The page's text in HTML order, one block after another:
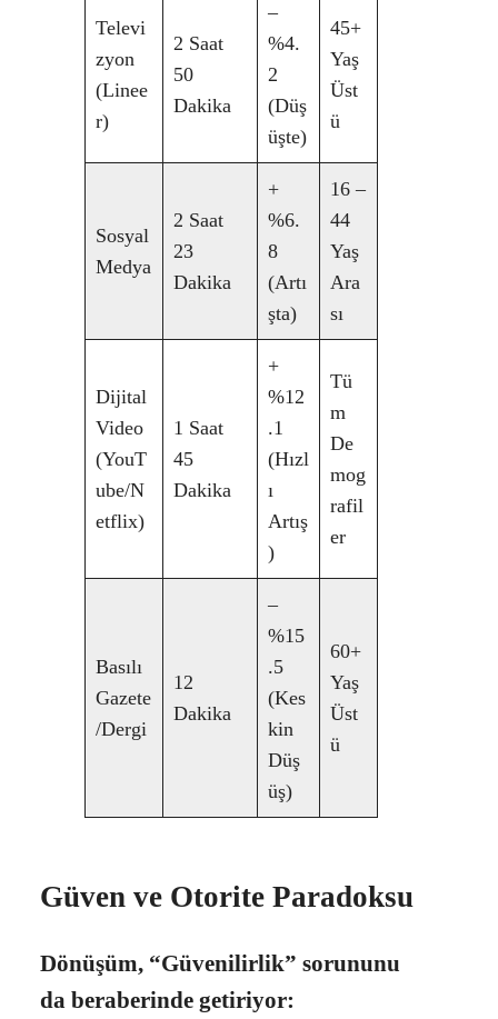
Televi
zyon
(Linee
r)
2 Saat
50
Dakika
–
%4.
2
(Düş
üşte)
45+
Yaş
Üst
ü
Sosyal
Medya
2 Saat
23
Dakika
+
%6.
8
(Artı
şta)
16 –
44
Yaş
Ara
sı
Dijital
Video
(YouT
ube/N
etflix)
1 Saat
45
Dakika
+
%12
.1
(Hızl
ı
Artış
)
Tü
m
De
mog
rafil
er
Basılı
Gazete
/Dergi
12
Dakika
–
%15
.5
(Kes
kin
Düş
üş)
60+
Yaş
Üst
ü
Güven ve Otorite Paradoksu
Dönüşüm, “Güvenilirlik” sorununu
da beraberinde getiriyor: